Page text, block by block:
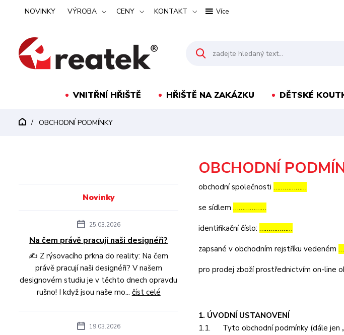
NOVINKY VÝROBA CENY KONTAKT Více
VNITŘNÍ HŘIŠTĚ HŘIŠTĚ NA ZAKÁZKU DĚTSKÉ
OBCHODNÍ PODMÍNKY
Novinky
25.03.2026
Na čem právě pracují naši designéři?
✍️ Z rýsovacího prkna do reality: Na čem
právě pracují naši designéři? V našem
designovém studiu je v těchto dnech opravdu
rušno! I když jsou naše mo... číst celé
19.03.2026
OBCHODNÍ
obchodní společnosti………………
se sídlem………………
identifikační číslo:………………
zapsané v obchodním rejstříku vedeném
pro prodej zboží prostřednictvím on-line
1. ÚVODNÍ USTANOVENÍ
1.1. Tyto obchodní podmínky (dále jen